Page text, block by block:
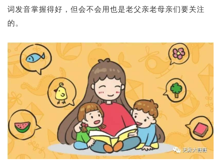
词发音掌握得好，但会不会用也是老父亲老母亲们要关注
的。